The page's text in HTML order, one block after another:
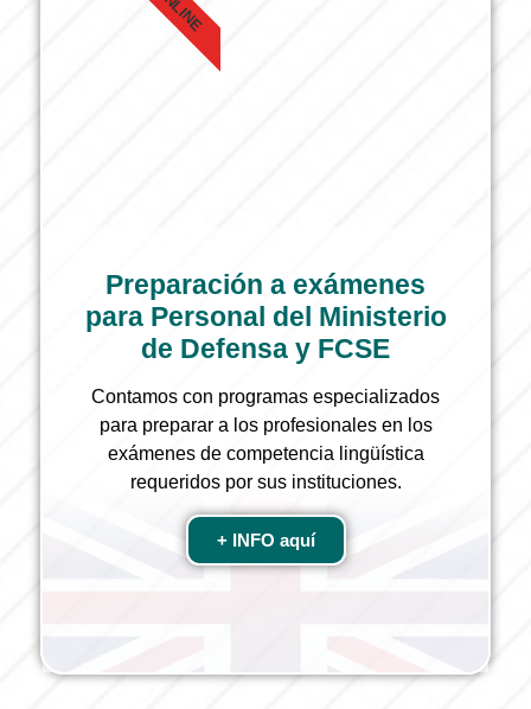
Preparación a exámenes
para Personal del Ministerio
de Defensa y FCSE
Contamos con programas especializados
para preparar a los profesionales en los
exámenes de competencia lingüística
requeridos por sus instituciones.
+ INFO aquí